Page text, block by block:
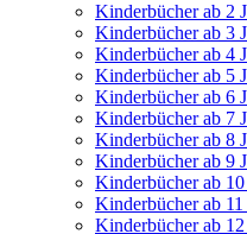
Kinderbücher ab 2
Kinderbücher ab 3
Kinderbücher ab 4
Kinderbücher ab 5
Kinderbücher ab 6
Kinderbücher ab 7
Kinderbücher ab 8
Kinderbücher ab 9
Kinderbücher ab 10
Kinderbücher ab 11
Kinderbücher ab 12